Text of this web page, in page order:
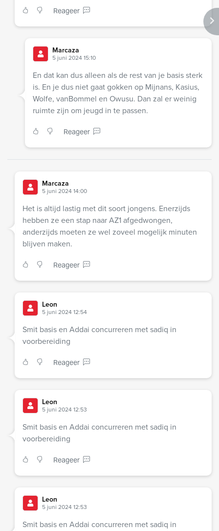
Reageer
Marcaza
5 juni 2024 15:10
En dat kan dus alleen als de rest van je basis sterk
is. En je dus niet gaat gokken op Mijnans, Kasius,
Wolfe, vanBommel en Owusu. Dan zal er weinig
ruimte zijn om jeugd in te passen.
Reageer
Marcaza
5 juni 2024 14:00
Het is altijd lastig met dit soort jongens. Enerzijds
hebben ze een stap naar AZ1 afgedwongen,
anderzijds moeten ze wel zoveel mogelijk minuten
blijven maken.
Reageer
Leon
5 juni 2024 12:54
Smit basis en Addai concurreren met sadiq in
voorbereiding
Reageer
Leon
5 juni 2024 12:53
Smit basis en Addai concurreren met sadiq in
voorbereiding
Reageer
Leon
5 juni 2024 12:53
Smit basis en Addai concurreren met sadiq in